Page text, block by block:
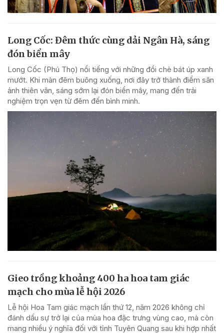
Long Cốc: Đêm thức cùng dải Ngân Hà, sáng
đón biển mây
Long Cốc (Phú Thọ) nổi tiếng với những đồi chè bát úp xanh
mướt. Khi màn đêm buông xuống, nơi đây trở thành điểm săn
ảnh thiên văn, sáng sớm lại đón biển mây, mang đến trải
nghiệm trọn vẹn từ đêm đến bình minh.
Gieo trồng khoảng 400 ha hoa tam giác
mạch cho mùa lễ hội 2026
Lễ hội Hoa Tam giác mạch lần thứ 12, năm 2026 không chỉ
đánh dấu sự trở lại của mùa hoa đặc trưng vùng cao, mà còn
mang nhiều ý nghĩa đối với tỉnh Tuyên Quang sau khi hợp nhất